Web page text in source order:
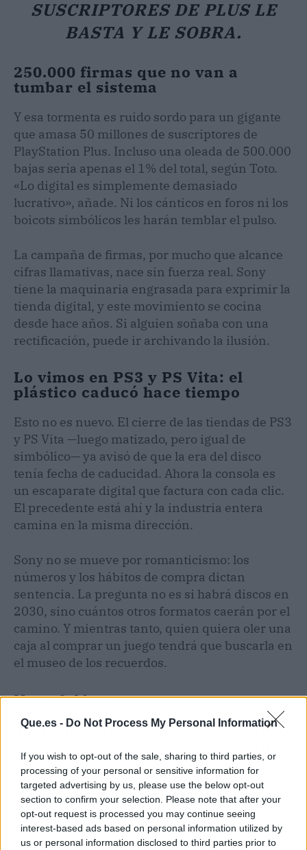
Que.es - Do Not Process My Personal Information
If you wish to opt-out of the sale, sharing to third parties, or
processing of your personal or sensitive information for
targeted advertising by us, please use the below opt-out
section to confirm your selection. Please note that after your
opt-out request is processed you may continue seeing
interest-based ads based on personal information utilized by
us or personal information disclosed to third parties prior to
SUSCRIPTORES DE PLUS LE
BASTA Y LE SOBRA.
250.000 firmas que no van a
tumbar el sistema
Y esa tormenta es ruido sordo para un gigante
que amasa 50 millones de suscriptores de
PlayStation Plus. Incluso una oleada de 500.000
bajas sería apenas el 1% del total, según Toto.
«Lo digital es simplemente demasiado
lucrativo», añade. Ni los cánticos en foros ni los
boicots simbólicos les harán temblar el pulso.
La campaña de firmas, por mucho que alcance
cifras llamativas, nace sin fuerza real. Sony
tiene la maquinaria engrasada para exprimir la
tienda digital, y este movimiento se cocina
desde hace años. Si alguien soñaba con una
rectificación, puede ir archivando la ilusión.
Lo vimos en PS3 y PS Vita: el
plástico caducó hace tiempo
Esto no es nuevo. El cierre de las tiendas de PS3
y PS Vita —luego matizado, pero igual de
simbólico— ya avisó de que la era del disco
tenía fecha de caducidad. Ahora la consola es
un escaparate digital que factura con cada clic.
El precedente está ahí y la industria entera
camina en la misma dirección.
Sony no se mueve por romanticismo: los
números y los hábitos de compra dictan
sentencia. La pregunta no es si habrá discos en
2030, sino cuántos otros formatos caerán por el
camino. Y mientras tanto, quien quiera oler una
caja al comprar un juego tendrá que buscarla en
el museo de los recuerdos.
Hype-O-Meter
Nivel de hype: 1/10.Para los que soñaban con
Sony no va a mover un dedo y la cuenta de
resultados le da la razón. Casi habría que
preguntarse si algún día llegó a haber debate
real.